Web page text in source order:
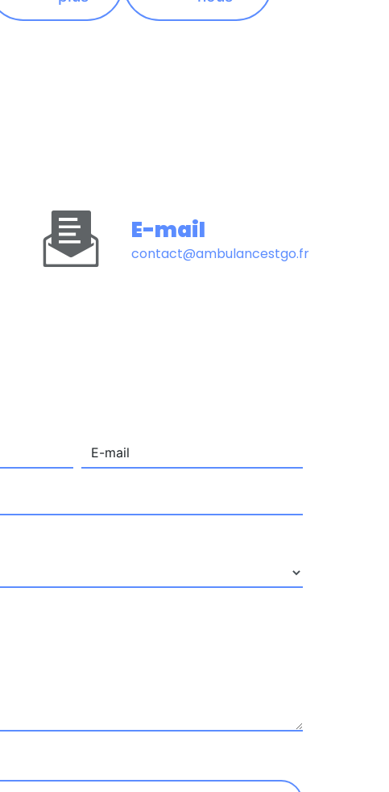
E-mail
contact@ambulancestgo.fr